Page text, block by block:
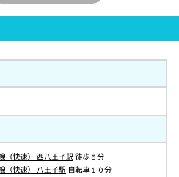
（快速） 西八王子駅 徒歩５分
（快速） 八王子駅 自転車１０分